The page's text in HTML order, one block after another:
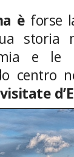
è forse
storia
e le
centro